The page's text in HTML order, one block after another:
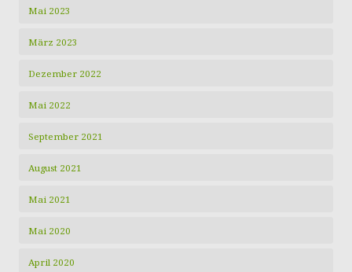
Mai 2023
März 2023
Dezember 2022
Mai 2022
September 2021
August 2021
Mai 2021
Mai 2020
April 2020